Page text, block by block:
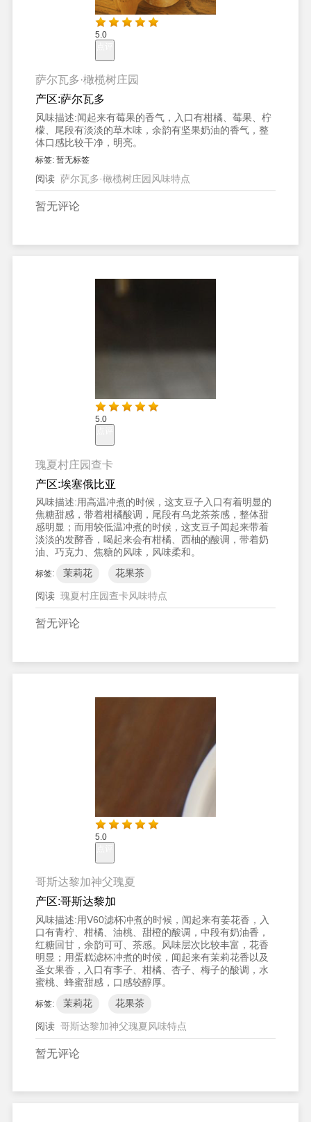
5.0
萨尔瓦多·橄榄树庄园
产区:萨尔瓦多
风味描述:闻起来有莓果的香气，入口有柑橘、莓果、柠
檬、尾段有淡淡的草木味，余韵有坚果奶油的香气，整
体口感比较干净，明亮。
标签: 暂无标签
阅读 萨尔瓦多·橄榄树庄园风味特点
暂无评论
5.0
瑰夏村庄园查卡
产区:埃塞俄比亚
风味描述:用高温冲煮的时候，这支豆子入口有着明显的
焦糖甜感，带着柑橘酸调，尾段有乌龙茶茶感，整体甜
感明显；而用较低温冲煮的时候，这支豆子闻起来带着
淡淡的发酵香，喝起来会有柑橘、西柚的酸调，带着奶
油、巧克力、焦糖的风味，风味柔和。
标签: 茉莉花 花果茶
阅读 瑰夏村庄园查卡风味特点
暂无评论
5.0
哥斯达黎加神父瑰夏
产区:哥斯达黎加
风味描述:用V60滤杯冲煮的时候，闻起来有姜花香，入
口有青柠、柑橘、油桃、甜橙的酸调，中段有奶油香，
红糖回甘，余韵可可、茶感。风味层次比较丰富，花香
明显；用蛋糕滤杯冲煮的时候，闻起来有茉莉花香以及
圣女果香，入口有李子、柑橘、杏子、梅子的酸调，水
蜜桃、蜂蜜甜感，口感较醇厚。
标签: 茉莉花 花果茶
阅读 哥斯达黎加神父瑰夏风味特点
暂无评论